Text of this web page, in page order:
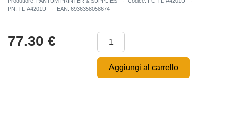
PN: TL-A4201U
EAN: 6936358058674
77.30 €
Aggiungi al carrello